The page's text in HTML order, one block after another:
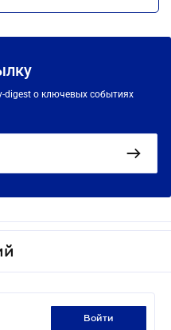
digest о ключевых событиях
войти